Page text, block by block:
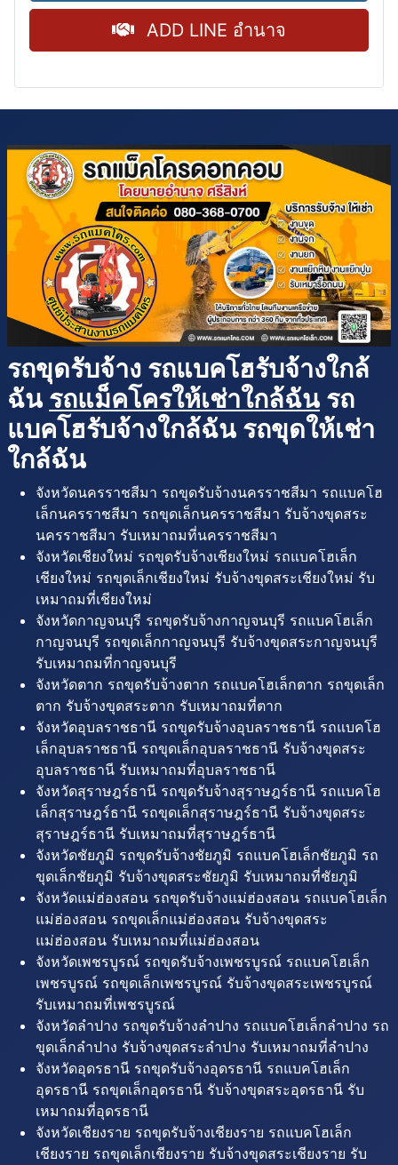
ADD LINE อำนาจ
รถขุดรับจ้าง รถแบคโฮรับจ้างใกล้
ฉัน รถแม็คโครให้เช่าใกล้ฉัน รถ
แบคโฮรับจ้างใกล้ฉัน รถขุดให้เช่า
ใกล้ฉัน
จังหวัดนครราชสีมา รถขุดรับจ้างนครราชสีมา รถแบคโฮ
เล็กนครราชสีมา รถขุดเล็กนครราชสีมา รับจ้างขุดสระ
นครราชสีมา รับเหมาถมที่นครราชสีมา
จังหวัดเชียงใหม่ รถขุดรับจ้างเชียงใหม่ รถแบคโฮเล็ก
เชียงใหม่ รถขุดเล็กเชียงใหม่ รับจ้างขุดสระเชียงใหม่ รับ
เหมาถมที่เชียงใหม่
จังหวัดกาญจนบุรี รถขุดรับจ้างกาญจนบุรี รถแบคโฮเล็ก
กาญจนบุรี รถขุดเล็กกาญจนบุรี รับจ้างขุดสระกาญจนบุรี
รับเหมาถมที่กาญจนบุรี
จังหวัดตาก รถขุดรับจ้างตาก รถแบคโฮเล็กตาก รถขุดเล็ก
ตาก รับจ้างขุดสระตาก รับเหมาถมที่ตาก
จังหวัดอุบลราชธานี รถขุดรับจ้างอุบลราชธานี รถแบคโฮ
เล็กอุบลราชธานี รถขุดเล็กอุบลราชธานี รับจ้างขุดสระ
อุบลราชธานี รับเหมาถมที่อุบลราชธานี
จังหวัดสุราษฎร์ธานี รถขุดรับจ้างสุราษฎร์ธานี รถแบคโฮ
เล็กสุราษฎร์ธานี รถขุดเล็กสุราษฎร์ธานี รับจ้างขุดสระ
สุราษฎร์ธานี รับเหมาถมที่สุราษฎร์ธานี
จังหวัดชัยภูมิ รถขุดรับจ้างชัยภูมิ รถแบคโฮเล็กชัยภูมิ รถ
ขุดเล็กชัยภูมิ รับจ้างขุดสระชัยภูมิ รับเหมาถมที่ชัยภูมิ
จังหวัดแม่ฮ่องสอน รถขุดรับจ้างแม่ฮ่องสอน รถแบคโฮเล็ก
แม่ฮ่องสอน รถขุดเล็กแม่ฮ่องสอน รับจ้างขุดสระ
แม่ฮ่องสอน รับเหมาถมที่แม่ฮ่องสอน
จังหวัดเพชรบูรณ์ รถขุดรับจ้างเพชรบูรณ์ รถแบคโฮเล็ก
เพชรบูรณ์ รถขุดเล็กเพชรบูรณ์ รับจ้างขุดสระเพชรบูรณ์
รับเหมาถมที่เพชรบูรณ์
จังหวัดลำปาง รถขุดรับจ้างลำปาง รถแบคโฮเล็กลำปาง รถ
ขุดเล็กลำปาง รับจ้างขุดสระลำปาง รับเหมาถมที่ลำปาง
จังหวัดอุดรธานี รถขุดรับจ้างอุดรธานี รถแบคโฮเล็ก
อุดรธานี รถขุดเล็กอุดรธานี รับจ้างขุดสระอุดรธานี รับ
เหมาถมที่อุดรธานี
จังหวัดเชียงราย รถขุดรับจ้างเชียงราย รถแบคโฮเล็ก
เชียงราย รถขุดเล็กเชียงราย รับจ้างขุดสระเชียงราย รับ